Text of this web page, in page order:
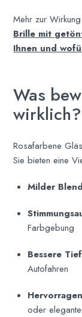
Mehr zur
Brille mit
Ihnen und
Was
wirklich?
Rosafarbene
Sie bieten eine
Milder
Farbgebung
Bessere
Autofahren
oder